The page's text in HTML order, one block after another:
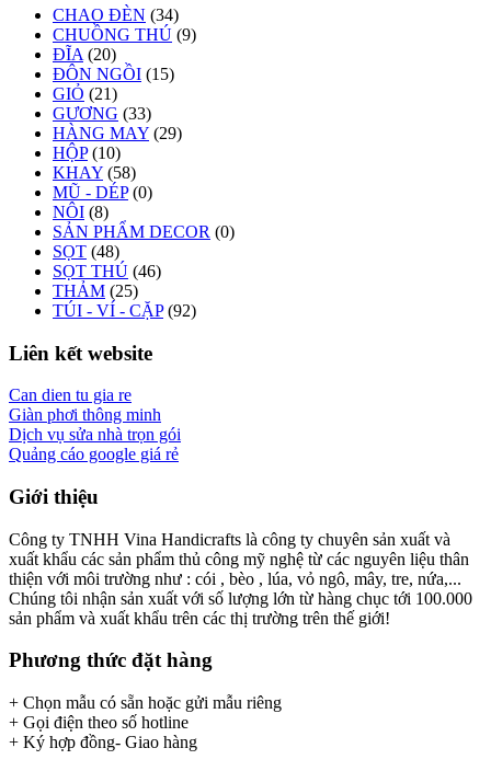
CHAO ĐÈN (34)
CHUỒNG THÚ (9)
ĐĨA (20)
ĐÔN NGỒI (15)
GIỎ (21)
GƯƠNG (33)
HÀNG MAY (29)
HỘP (10)
KHAY (58)
MŨ - DÉP (0)
NÔI (8)
SẢN PHẨM DECOR (0)
SỌT (48)
SỌT THÚ (46)
THẢM (25)
TÚI - VÍ - CẶP (92)
Liên kết website
Can dien tu gia re
Giàn phơi thông minh
Dịch vụ sửa nhà trọn gói
Quảng cáo google giá rẻ
Giới thiệu
Công ty TNHH Vina Handicrafts là công ty chuyên sản xuất và
xuất khẩu các sản phẩm thủ công mỹ nghệ từ các nguyên liệu thân
thiện với môi trường như : cói , bèo , lúa, vỏ ngô, mây, tre, nứa,...
Chúng tôi nhận sản xuất với số lượng lớn từ hàng chục tới 100.000
sản phẩm và xuất khẩu trên các thị trường trên thế giới!
Phương thức đặt hàng
+ Chọn mẫu có sẵn hoặc gửi mẫu riêng
+ Gọi điện theo số hotline
+ Ký hợp đồng- Giao hàng